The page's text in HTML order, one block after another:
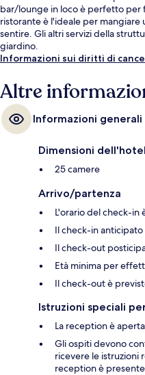
bar/lounge in loco è perfetto per
ristorante è l'ideale per mangiare
sentire. Gli altri servizi della
giardino.
Informazioni sui diritti di
Altre
Informazioni generali
Dimensioni dell'hotel
25 camere
Arrivo/partenza
L'orario del check-in
Il check-in
Il check-out
Età minima per
Il check-out è
Istruzioni speciali
La reception è
Gli ospiti devono
ricevere le istruzioni
reception è